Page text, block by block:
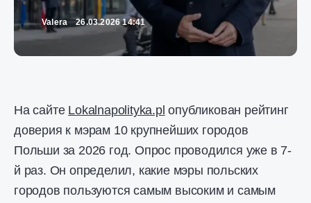
Valera 26.03.2026 14:41
На сайте Lokalnapolityka.pl опубликован рейтинг
доверия к мэрам 10 крупнейших городов
Польши за 2026 год. Опрос проводился уже в 7-
й раз. Он определил, какие мэры польских
городов пользуются самым высоким и самым